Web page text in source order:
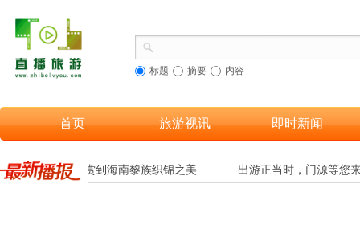
标题 摘要 内容
首页 旅游视讯 即时新闻
让更多游客欣赏到海南黎族织锦之美 出游正当时，门源等您来